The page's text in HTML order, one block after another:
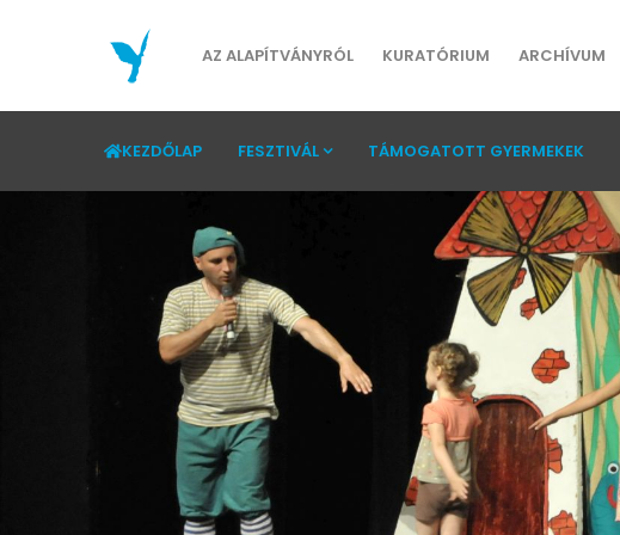
AZ ALAPÍTVÁNYRÓL KURATÓRIUM ARCHÍVUM
KEZDŐLAP FESZTIVÁL TÁMOGATOTT GYERMEKEK